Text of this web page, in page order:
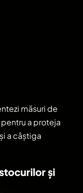
măsuri de
a proteja
a câștiga
și